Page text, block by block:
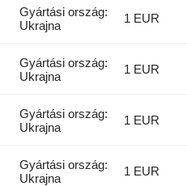
Gyártási ország:
Ukrajna
1 EUR
Gyártási ország:
Ukrajna
1 EUR
Gyártási ország:
Ukrajna
1 EUR
Gyártási ország:
Ukrajna
1 EUR